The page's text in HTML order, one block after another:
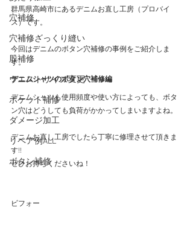
穴補修
穴補修ざっくり縫い
股補修
ウエストサイズ変更
ポケット補修
ダメージ加工
リペア例ALL
ボタン補修
群馬県高崎市にあるデニムお直し工房（プロバイ
ス）です。
今回はデニムのボタン穴補修の事例をご紹介しま
す。
デニムシャツのボタン穴補修編
デニムシャツも使用頻度や使い方によっても、ボタ
ン穴はどうしても負荷がかかってしまいますよね。
デニムお直し工房でしたら丁寧に修理させて頂きま
す!!
ぜひお持ちくださいね！
ビフォー